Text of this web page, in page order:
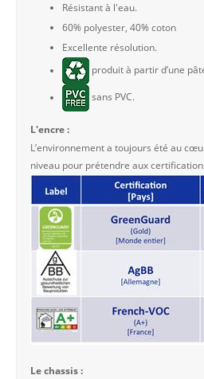
Résistant à l'eau.
60% polyester, 40% coton
Excellente résolution.
produit à partir d’une
sans PVC.
L'encre :
L’environnement a toujours été au
niveau pour prétendre aux
Le chassis :